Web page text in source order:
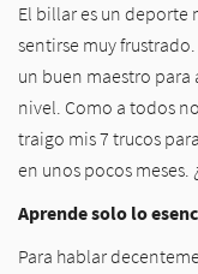
El billar es un deporte
sentirse muy
un buen maestro para
nivel. Como a todos
traigo mis 7 trucos
en unos pocos meses.
Aprende solo lo
Para hablar